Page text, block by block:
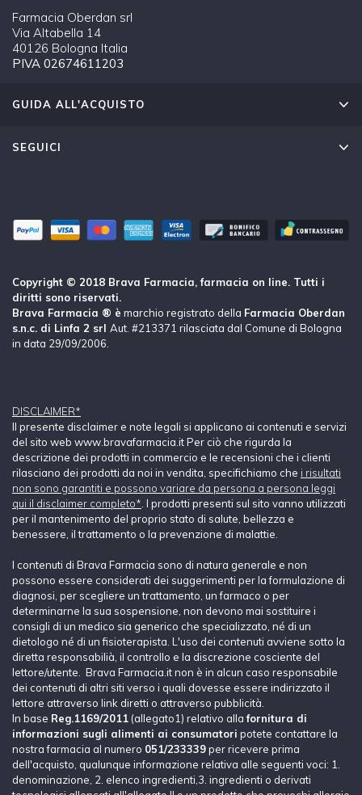
Farmacia Oberdan srl
Via Altabella 14
40126 Bologna Italia
PIVA 02674611203
GUIDA ALL'ACQUISTO
SEGUICI
Copyright © 2018 Brava Farmacia, farmacia on line. Tutti i
diritti sono riservati.
Brava Farmacia ® è marchio registrato della Farmacia Oberdan
s.n.c. di Linfa 2 srl Aut. #213371 rilasciata dal Comune di Bologna
in data 29/09/2006.
DISCLAIMER*
Il presente disclaimer e note legali si applicano ai contenuti e servizi
del sito web www.bravafarmacia.it Per ciò che rigurda la
descrizione dei prodotti in commercio e le recensioni che i clienti
rilasciano dei prodotti da noi in vendita, specifichiamo che i risultati
non sono garantiti e possono variare da persona a persona leggi
qui il disclaimer completo* . I prodotti presenti sul sito vanno utilizzati
per il mantenimento del proprio stato di salute, bellezza e
benessere, il trattamento o la prevenzione di malattie.
I contenuti di Brava Farmacia sono di natura generale e non
possono essere considerati dei suggerimenti per la formulazione di
diagnosi, per scegliere un trattamento, un farmaco o per
determinarne la sua sospensione, non devono mai sostituire i
consigli di un medico sia generico che specializzato, né di un
dietologo né di un fisioterapista. L'uso dei contenuti avviene sotto la
diretta responsabilià, il controllo e la discrezione cosciente del
lettore/utente. Brava Farmacia.it non è in alcun caso responsabile
dei contenuti di altri siti verso i quali dovesse essere indirizzato il
lettore attraverso link diretti o attraverso pubblicità.
In base Reg.1169/2011 (allegato1) relativo allafornitura di
informazioni sugli alimenti ai consumatori potete contattare la
nostra farmacia al numero 051/233339per ricevere prima
dell'acquisto, qualunque informazione relativa alle seguenti voci: 1.
denominazione, 2. elenco ingredienti,3. ingredienti o derivati